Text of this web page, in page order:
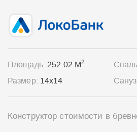
Площадь:252.02 М2
Размер: 14x14
Конструктор стоимости в